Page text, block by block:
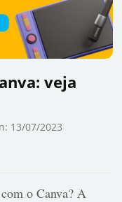
veja
13/07/2023
o Canva? A